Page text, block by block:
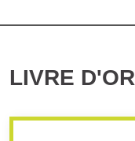
LIVRE D'OR